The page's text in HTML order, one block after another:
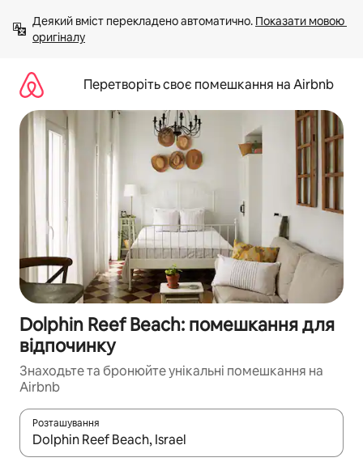
вмісту
Деякий вміст перекладено автоматично. Показати мовою
оригіналу
Перетворіть своє помешкання на Airbnb
Dolphin Reef Beach: помешкання для
відпочинку
Знаходьте та бронюйте унікальні помешкання на
Airbnb
Розташування
Отримавши результати пошуку, використовуйте для